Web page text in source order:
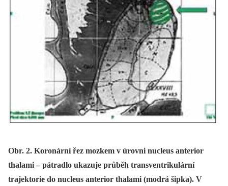
Obr. 2. Koronární řez mozkem v úrovni nucleus anterior
thalami – pátradlo ukazuje průběh transventrikulární
trajektorie do nucleus anterior thalami (modrá šipka). V